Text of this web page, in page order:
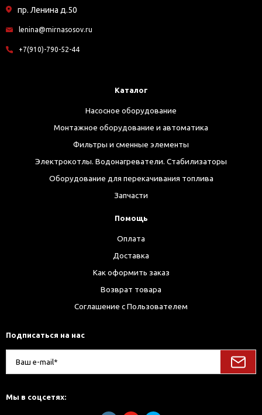
пр. Ленина д.50
lenina@mirnasosov.ru
+7(910)-790-52-44
Каталог
Насосное оборудование
Монтажное оборудование и автоматика
Фильтры и сменные элементы
Электрокотлы. Водонагреватели. Стабилизаторы
Оборудование для перекачивания топлива
Запчасти
Помощь
Оплата
Доставка
Как оформить заказ
Возврат товара
Соглашение с Пользователем
Подписаться на нас
Мы в соцсетях: